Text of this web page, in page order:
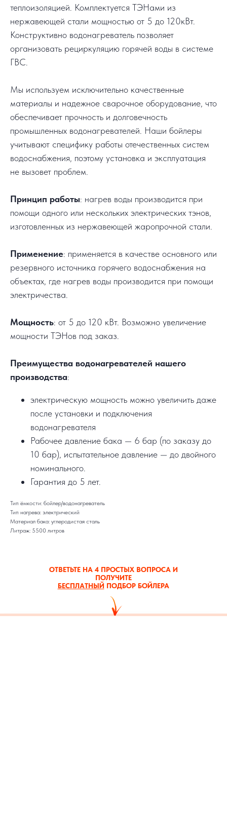
теплоизоляцией. Комплектуется ТЭНами из
нержавеющей стали мощностью от 5 до 120кВт.
Конструктивно водонагреватель позволяет
организовать рециркуляцию горячей воды в системе
ГВС.
Мы используем исключительно качественные
материалы и надежное сварочное оборудование, что
обеспечивает прочность и долговечность
промышленных водонагревателей. Наши бойлеры
учитывают специфику работы отечественных систем
водоснабжения, поэтому установка и эксплуатация
не вызовет проблем.
Принцип работы: нагрев воды производится при
помощи одного или нескольких электрических тэнов,
изготовленных из нержавеющей жаропрочной стали.
Применение: применяется в качестве основного или
резервного источника горячего водоснабжения на
объектах, где нагрев воды производится при помощи
электричества.
Мощность: от 5 до 120 кВт. Возможно увеличение
мощности ТЭНов под заказ.
Преимущества водонагревателей нашего
производства:
электрическую мощность можно увеличить даже
после установки и подключения
водонагревателя
Рабочее давление бака — 6 бар (по заказу до
10 бар), испытательное давление — до двойного
номинального.
Гарантия до 5 лет.
Тип ёмкости: бойлер/водонагреватель
Тип нагрева: электрический
Материал бака: углеродистая сталь
Литраж: 5500 литров
ОТВЕТЬТЕ НА 4 ПРОСТЫХ ВОПРОСА И
ПОЛУЧИТЕ
БЕСПЛАТНЫЙ ПОДБОР БОЙЛЕРА